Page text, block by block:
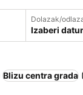
Dolazak/
Izaberi
Blizu centra grada